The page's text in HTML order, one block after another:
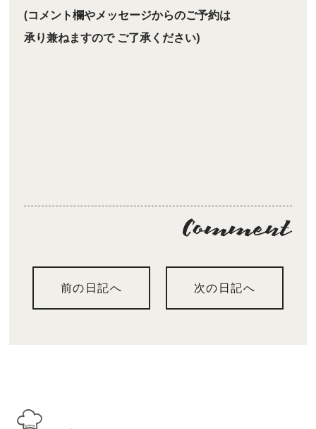
(コメント欄やメッセージからのご予約は
承り兼ねますので ご了承ください)
前の日記へ 次の日記へ